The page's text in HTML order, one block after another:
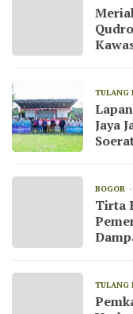
TULANG
Jaya
BOGOR
Tirta
TULANG